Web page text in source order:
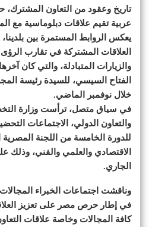
تاريخ وعقود من التعاون
يعكس الروابط المستمرة بين
العلاقات المشتركة في تقارب الرؤى
والزيارات المتبادلة، والتي كان
الفتاح السيسي، للسيدة رئيسة
خلال نوفمبر الماضي.
في سياق متصل، ترأست وزارة
والتعاون الدولي، الاجتماعات
للدورة الخامسة من اللجنة المصرية
الجاري.
وناقشت اجتماعات الخبراء
في إطار حرص مصر على تعزيز
كافة المجالات وخاصة علاقات